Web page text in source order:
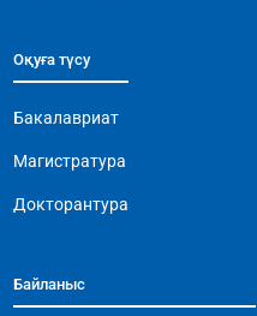
Оқуға түсу
Бакалавриат
Магистратура
Докторантура
Байланыс